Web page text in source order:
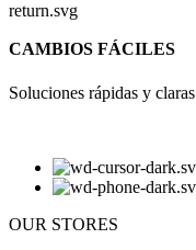
CAMBIOS FÁCILES
Soluciones rápidas y claras
OUR STORES